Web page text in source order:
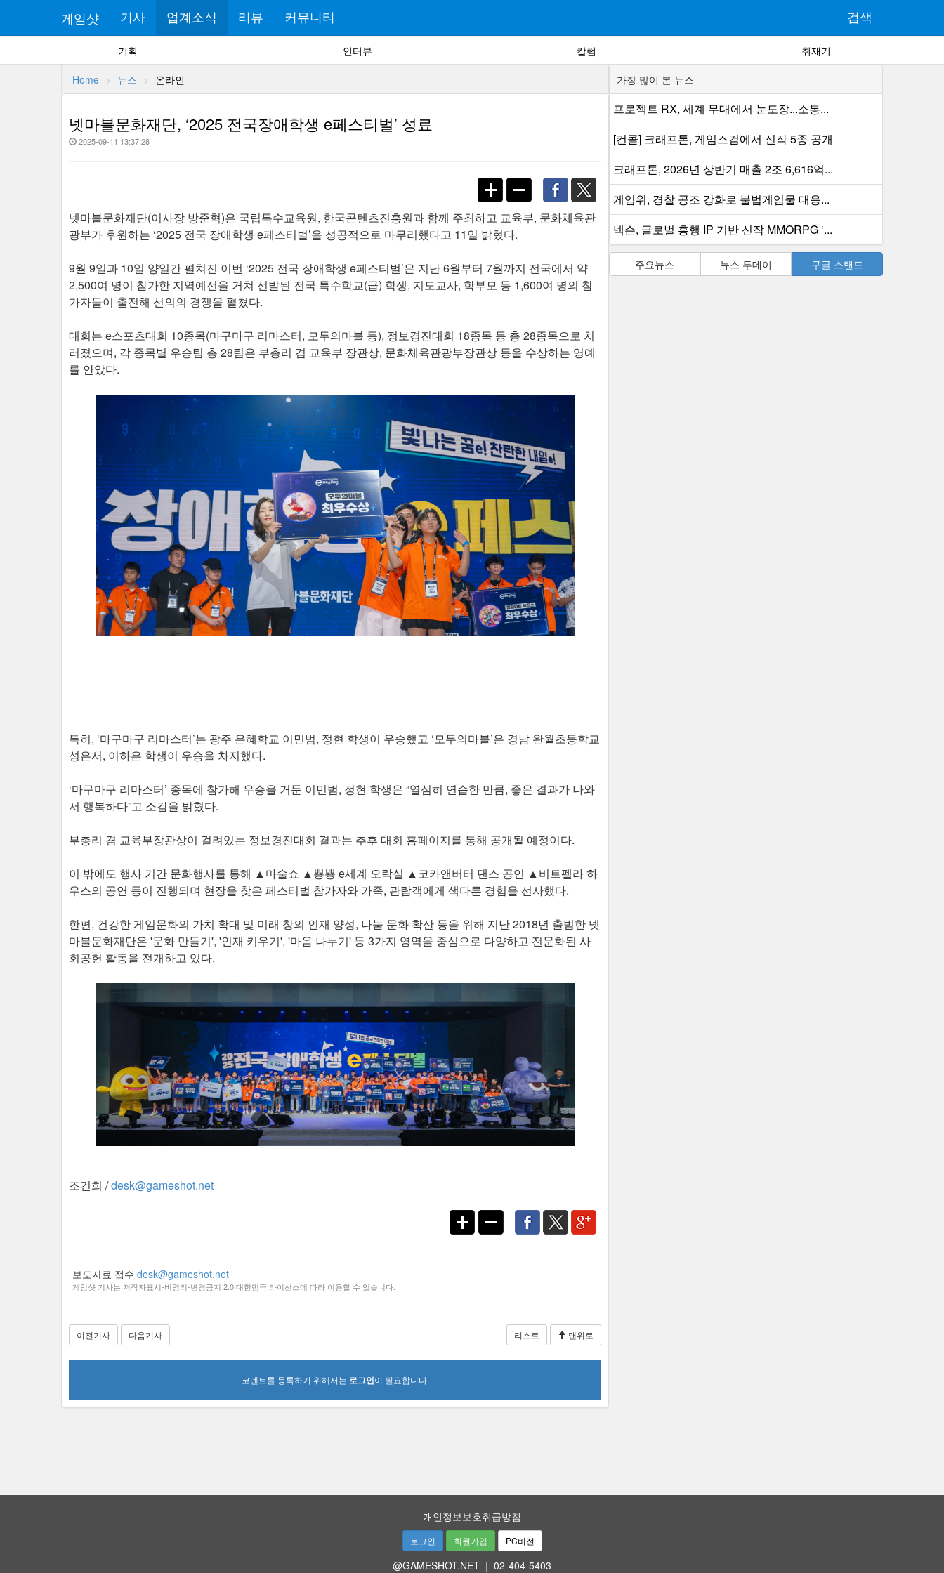
게임샷 기사 업계소식 리뷰 커뮤니티 검색
기획 인터뷰 칼럼 취재기
Home 뉴스 온라인
넷마블문화재단, ‘2025 전국장애학생 e페스티벌’ 성료
2025-09-11 13:37:28
넷마블문화재단(이사장 방준혁)은 국립특수교육원, 한국콘텐츠진흥원과 함께 주최하고 교육부, 문화체육관
광부가 후원하는 ‘2025 전국 장애학생 e페스티벌’을 성공적으로 마무리했다고 11일 밝혔다.
9월 9일과 10일 양일간 펼쳐진 이번 ‘2025 전국 장애학생 e페스티벌’은 지난 6월부터 7월까지 전국에서 약
2,500여 명이 참가한 지역예선을 거쳐 선발된 전국 특수학교(급) 학생, 지도교사, 학부모 등 1,600여 명의 참
가자들이 출전해 선의의 경쟁을 펼쳤다.
대회는 e스포츠대회 10종목(마구마구 리마스터, 모두의마블 등), 정보경진대회 18종목 등 총 28종목으로 치
러졌으며, 각 종목별 우승팀 총 28팀은 부총리 겸 교육부 장관상, 문화체육관광부장관상 등을 수상하는 영예
를 안았다.
특히, ‘마구마구 리마스터’는 광주 은혜학교 이민범, 정현 학생이 우승했고 ‘모두의마블’은 경남 완월초등학교
성은서, 이하은 학생이 우승을 차지했다.
‘마구마구 리마스터’ 종목에 참가해 우승을 거둔 이민범, 정현 학생은 “열심히 연습한 만큼, 좋은 결과가 나와
서 행복하다”고 소감을 밝혔다.
부총리 겸 교육부장관상이 걸려있는 정보경진대회 결과는 추후 대회 홈페이지를 통해 공개될 예정이다.
이 밖에도 행사 기간 문화행사를 통해 ▲마술쇼 ▲뿅뿅 e세계 오락실 ▲코카앤버터 댄스 공연 ▲비트펠라 하
우스의 공연 등이 진행되며 현장을 찾은 페스티벌 참가자와 가족, 관람객에게 색다른 경험을 선사했다.
한편, 건강한 게임문화의 가치 확대 및 미래 창의 인재 양성, 나눔 문화 확산 등을 위해 지난 2018년 출범한 넷
마블문화재단은 '문화 만들기', '인재 키우기', '마음 나누기' 등 3가지 영역을 중심으로 다양하고 전문화된 사
회공헌 활동을 전개하고 있다.
조건희 /desk@gameshot.net
보도자료 접수 desk@gameshot.net
게임샷 기사는 저작자표시-비영리-변경금지 2.0 대한민국 라이선스에 따라 이용할 수 있습니다.
이전기사 다음기사 리스트 맨위로
코멘트를 등록하기 위해서는 로그인이 필요합니다.
가장 많이 본 뉴스
프로젝트 RX, 세계 무대에서 눈도장...소통...
[컨콜] 크래프톤, 게임스컴에서 신작 5종 공개
크래프톤, 2026년 상반기 매출 2조 6,616억...
게임위, 경찰 공조 강화로 불법게임물 대응...
넥슨, 글로벌 흥행 IP 기반 신작 MMORPG ‘...
주요뉴스 뉴스 투데이 구글 스탠드
개인정보보호취급방침
로그인 회원가입 PC버전
@GAMESHOT.NET | 02-404-5403